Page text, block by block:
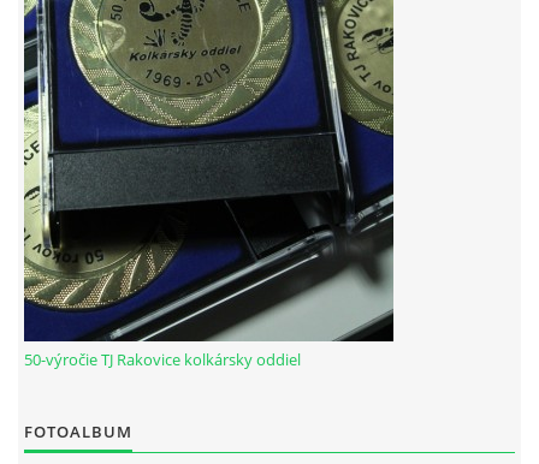
HODOVÝ TURNAJ
VIDEÁ Z RAKOVÍC
GPS SÚRADNICE
REKORDY NA KOLKÁRNI TJ RAKOVICE
Telovýchovná jednota Rakovice
Rakovice 220
Číslo účtu: IBAN
50-výročie TJ Rakovice kolkársky oddiel
FOTOALBUM